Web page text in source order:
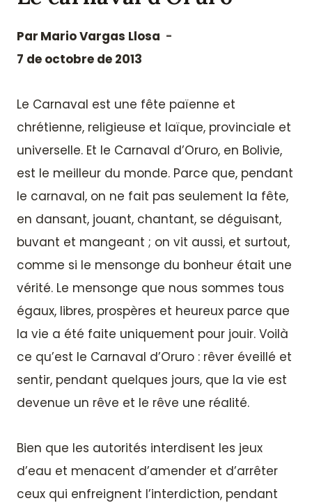
Par Mario Vargas Llosa
7 de octobre de 2013
Le Carnaval est une fête païenne et
chrétienne, religieuse et laïque, provinciale et
universelle. Et le Carnaval d’Oruro, en Bolivie,
est le meilleur du monde. Parce que, pendant
le carnaval, on ne fait pas seulement la fête,
en dansant, jouant, chantant, se déguisant,
buvant et mangeant ; on vit aussi, et surtout,
comme si le mensonge du bonheur était une
vérité. Le mensonge que nous sommes tous
égaux, libres, prospères et heureux parce que
la vie a été faite uniquement pour jouir. Voilà
ce qu’est le Carnaval d’Oruro : rêver éveillé et
sentir, pendant quelques jours, que la vie est
devenue un rêve et le rêve une réalité.
Bien que les autorités interdisent les jeux
d’eau et menacent d’amender et d’arrêter
ceux qui enfreignent l’interdiction, pendant